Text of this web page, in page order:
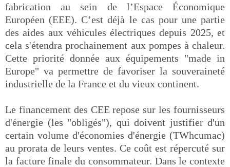
fabrication au sein de l’Espace Économique
Européen (EEE). C’est déjà le cas pour une partie
des aides aux véhicules électriques depuis 2025, et
cela s'étendra prochainement aux pompes à chaleur.
Cette priorité donnée aux équipements "made in
Europe" va permettre de favoriser la souveraineté
industrielle de la France et du vieux continent.
Le financement des CEE repose sur les fournisseurs
d'énergie (les "obligés"), qui doivent justifier d'un
certain volume d'économies d'énergie (TWhcumac)
au prorata de leurs ventes. Ce coût est répercuté sur
la facture finale du consommateur. Dans le contexte